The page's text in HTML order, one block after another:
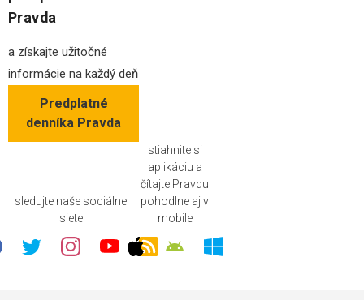
Pravda
a získajte užitočné
informácie na každý deň
Predplatné
denníka Pravda
sledujte naše sociálne
siete
stiahnite si
aplikáciu a
čítajte Pravdu
pohodlne aj v
mobile